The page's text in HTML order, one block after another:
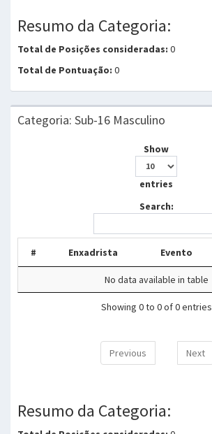
Resumo da Categoria:
Total de Posições consideradas: 0
Total de Pontuação: 0
Categoria: Sub-16 Masculino
Show
entries
Search:
# Enxadrista Evento
No data available in table
Showing 0 to 0 of 0 entries
Previous Next
Resumo da Categoria: